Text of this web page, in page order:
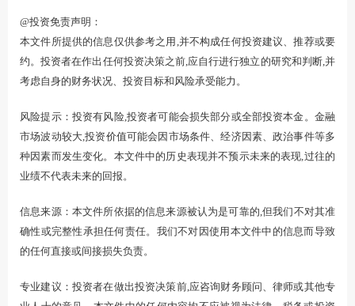
@投资免责声明：
本文件所提供的信息仅供参考之用,并不构成任何投资建议、推荐或要
约。投资者在作出任何投资决策之前,应自行进行独立的研究和判断,并
考虑自身的财务状况、投资目标和风险承受能力。
风险提示：投资有风险,投资者可能会损失部分或全部投资本金。金融
市场波动较大,投资价值可能会因市场条件、经济因素、政治事件等多
种因素而发生变化。本文件中的历史表现并不预示未来的表现,过往的
业绩不代表未来的回报。
信息来源：本文件所依据的信息来源被认为是可靠的,但我们不对其准
确性或完整性承担任何责任。我们不对因使用本文件中的信息而导致
的任何直接或间接损失负责。
专业建议：投资者在做出投资决策前,应咨询财务顾问、律师或其他专